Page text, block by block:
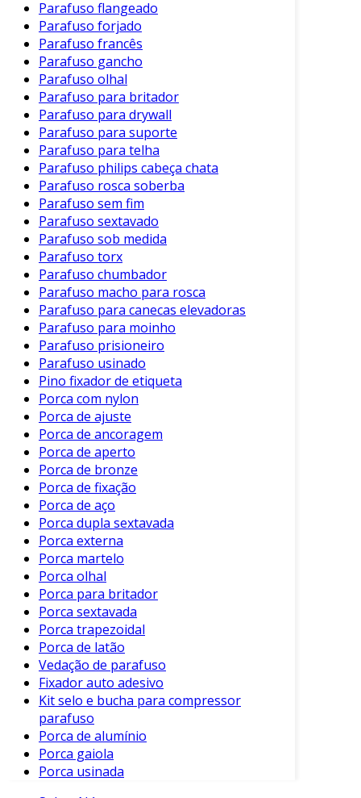
Aplicações Comuns
Os parafusos Philips com cabeça chata são
versáteis e podem ser encontrados em diversas
aplicações, como:
Montagem de Móveis
componentes sem comprometer o visual.
Eletrodomésticos: Utilizados na
fabricação de diversos aparelhos, pela
segurança oferecida.
Construção Civil: Empregados em
estruturas de madeira e em fachadas,
onde acabamento e firmeza são
essenciais.
Devido a essa versatilidade, são equipamentos
indispensáveis em qualquer caixa de
ferramentas.
Manutenção e Cuidados
Embora os parafusos Philips com cabeça chata
sejam duráveis, algumas práticas de
manutenção podem prolongar sua vida útil:
Armazenamento Adequado
os parafusos em local seco para evitar
corrosão.
Uso de Ferramentas Adequadas
chaves de fenda que se ajustem
precisamente ao encaixe para evitar
danos.
Inspeção Regular
periodicamente a fixação para garantir
segurança e funcionalidade.
Essas ações preventivas podem ajudar a
garantir desempenho e longevidade nos
projetos.
Parafuso flangeado
Parafuso forjado
Parafuso francês
Parafuso gancho
Parafuso olhal
Parafuso para britador
Parafuso para drywall
Parafuso para suporte
Parafuso para telha
Parafuso philips cabeça chata
Parafuso rosca soberba
Parafuso sem fim
Parafuso sextavado
Parafuso sob medida
Parafuso torx
Parafuso chumbador
Parafuso macho para rosca
Parafuso para canecas elevadoras
Parafuso para moinho
Parafuso prisioneiro
Parafuso usinado
Pino fixador de etiqueta
Porca com nylon
Porca de ajuste
Porca de ancoragem
Porca de aperto
Porca de bronze
Porca de fixação
Porca de aço
Porca dupla sextavada
Porca externa
Porca martelo
Porca olhal
Porca para britador
Porca sextavada
Porca trapezoidal
Porca de latão
Vedação de parafuso
Fixador auto adesivo
Kit selo e bucha para compressor
parafuso
Porca de alumínio
Porca gaiola
Porca usinada